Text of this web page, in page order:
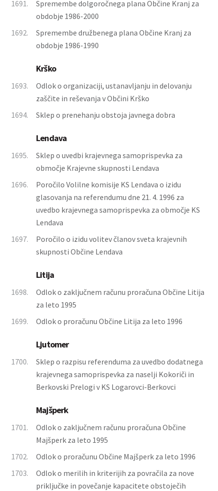
1691.
Spremembe dolgoročnega plana Občine Kranj za
obdobje 1986-2000
1692.
Spremembe družbenega plana Občine Kranj za
obdobje 1986-1990
Krško
1693.
Odlok o organizaciji, ustanavljanju in delovanju
zaščite in reševanja v Občini Krško
1694.
Sklep o prenehanju obstoja javnega dobra
Lendava
1695.
Sklep o uvedbi krajevnega samoprispevka za
območje Krajevne skupnosti Lendava
1696.
Poročilo Volilne komisije KS Lendava o izidu
glasovanja na referendumu dne 21. 4. 1996 za
uvedbo krajevnega samoprispevka za območje KS
Lendava
1697.
Poročilo o izidu volitev članov sveta krajevnih
skupnosti Občine Lendava
Litija
1698.
Odlok o zaključnem računu proračuna Občine Litija
za leto 1995
1699.
Odlok o proračunu Občine Litija za leto 1996
Ljutomer
1700.
Sklep o razpisu referenduma za uvedbo dodatnega
krajevnega samoprispevka za naselji Kokoriči in
Berkovski Prelogi v KS Logarovci-Berkovci
Majšperk
1701.
Odlok o zaključnem računu proračuna Občine
Majšperk za leto 1995
1702.
Odlok o proračunu Občine Majšperk za leto 1996
1703.
Odlok o merilih in kriterijih za povračila za nove
priključke in povečanje kapacitete obstoječih